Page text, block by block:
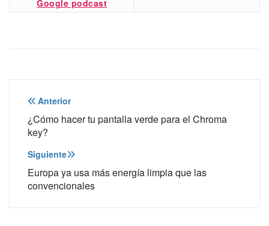
Google podcast
Navegación
de
entradas
Anterior
¿Cómo hacer tu pantalla verde para el Chroma
key?
Siguiente
Europa ya usa más energía limpia que las
convencionales